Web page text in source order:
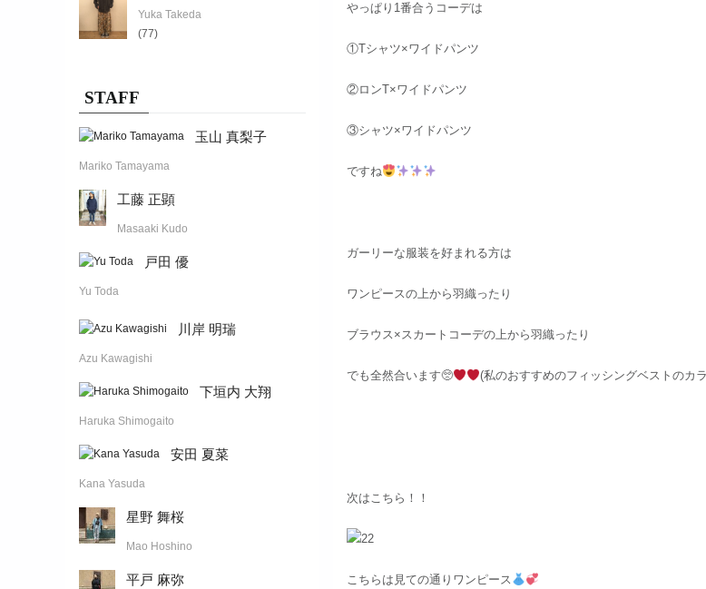
Yuka Takeda
(77)
STAFF
玉山 真梨子
Mariko Tamayama
工藤 正顕
Masaaki Kudo
戸田 優
Yu Toda
川岸 明瑞
Azu Kawagishi
下垣内 大翔
Haruka Shimogaito
安田 夏菜
Kana Yasuda
星野 舞桜
Mao Hoshino
平戸 麻弥
やっぱり1番合うコーデは
①Tシャツ×ワイドパンツ
②ロンT×ワイドパンツ
③シャツ×ワイドパンツ
ですね
ガーリーな服装を好まれる方は
ワンピースの上から羽織ったり
ブラウス×スカートコーデの上から羽織ったり
でも全然合います🥺 (私のおすすめのフィッシングベストのカ
次はこちら！！
こちらは見ての通りワンピース